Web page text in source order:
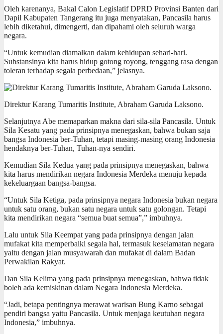
Oleh karenanya, Bakal Calon Legislatif DPRD Provinsi Banten dari
Dapil Kabupaten Tangerang itu juga menyatakan, Pancasila harus
lebih diketahui, dimengerti, dan dipahami oleh seluruh warga
negara.
“Untuk kemudian diamalkan dalam kehidupan sehari-hari.
Substansinya kita harus hidup gotong royong, tenggang rasa dengan
toleran terhadap segala perbedaan,” jelasnya.
Direktur Karang Tumaritis Institute, Abraham Garuda Laksono.
Selanjutnya Abe memaparkan makna dari sila-sila Pancasila. Untuk
Sila Kesatu yang pada prinsipnya menegaskan, bahwa bukan saja
bangsa Indonesia ber-Tuhan, tetapi masing-masing orang Indonesia
hendaknya ber-Tuhan, Tuhan-nya sendiri.
Kemudian Sila Kedua yang pada prinsipnya menegaskan, bahwa
kita harus mendirikan negara Indonesia Merdeka menuju kepada
kekeluargaan bangsa-bangsa.
“Untuk Sila Ketiga, pada prinsipnya negara Indonesia bukan negara
untuk satu orang, bukan satu negara untuk satu golongan. Tetapi
kita mendirikan negara “semua buat semua”,” imbuhnya.
Lalu untuk Sila Keempat yang pada prinsipnya dengan jalan
mufakat kita memperbaiki segala hal, termasuk keselamatan negara
yaitu dengan jalan musyawarah dan mufakat di dalam Badan
Perwakilan Rakyat.
Dan Sila Kelima yang pada prinsipnya menegaskan, bahwa tidak
boleh ada kemiskinan dalam Negara Indonesia Merdeka.
“Jadi, betapa pentingnya merawat warisan Bung Karno sebagai
pendiri bangsa yaitu Pancasila. Untuk menjaga keutuhan negara
Indonesia,” imbuhnya.